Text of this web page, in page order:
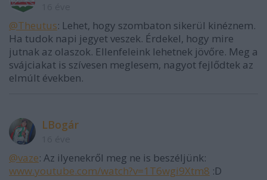
@Theutus: Lehet, hogy szombaton sikerül kinéznem.
Ha tudok napi jegyet veszek. Érdekel, hogy mire
jutnak az olaszok. Ellenfeleink lehetnek jövőre. Meg a
svájciakat is szívesen meglesem, nagyot fejlődtek az
elmúlt években.
LBogár
@vaze: Az ilyenekről meg ne is beszéljünk:
www.youtube.com/watch?v=1T6wgi9Xtm8 :D